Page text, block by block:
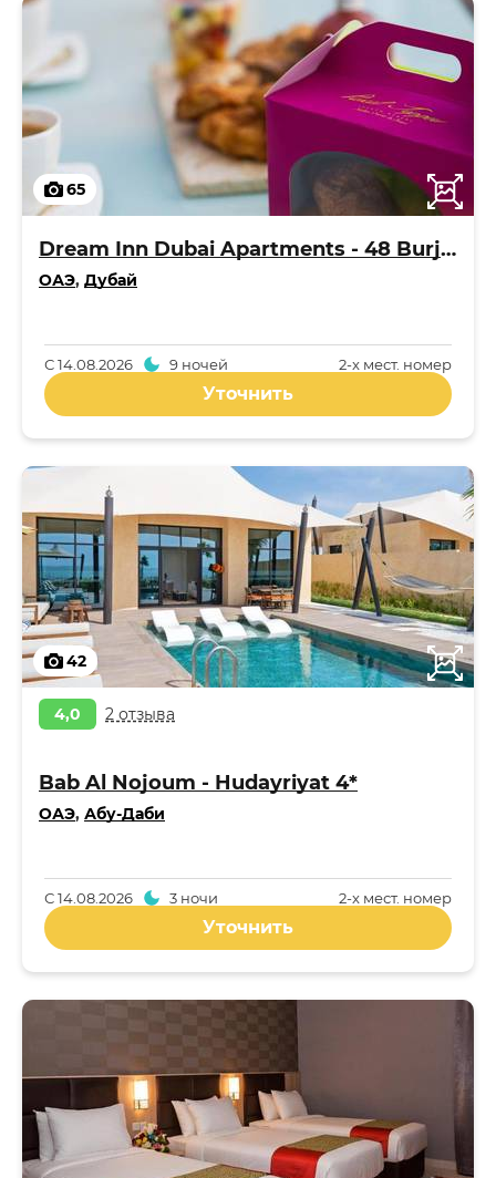
65
Dream Inn Dubai Apartments - 48 Burj Gate
ОАЭ, Дубай
2-x мест. номер
С14.08.2026 9 ночей
Уточнить
42
4,0 2 отзыва
Bab Al Nojoum - Hudayriyat 4*
ОАЭ, Абу-Даби
2-x мест. номер
С14.08.2026 3 ночи
Уточнить